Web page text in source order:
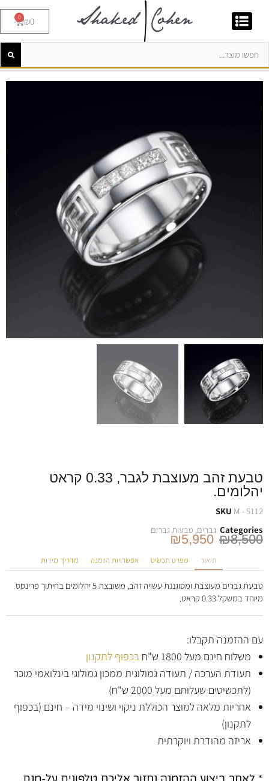
₪0
0
טבעת זהב מעוצבת לגבר, 0.33 קראט
יהלומים.
SKU M - 5112
Categories גברים טבעות גברים
₪8,500
₪5,950
תיאור מפרט תכשיט אפשרויות הזמנה מדריך מידות
טבעת גברים מעוצבת ומסוגננת עשויה זהב, משובצת 5 יהלומים בחיתוך פרינסס
מיוחד במשקל 0.33 קראט.
עם ההזמנה תקבלו:
משלוח חינם מעל 1800 ש"ח
בכפוף לתקנון
תעודת הערכה / תעודה גמולוגית ממכון גמולוגי בינלואמי מוכר
(לתכשיטים שעלותם מעל 2000 ש"ח)
אחריות מלאה למוצר הכוללת ניקוי ושינוי מידה – חינם (בכפוף
לתקנון)
אריזה מהודרת ויוקרתית